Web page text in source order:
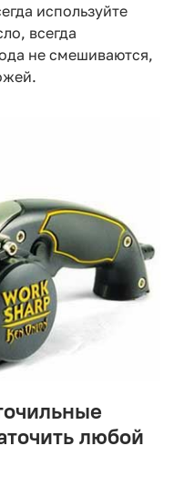
используйте
всегда
не смешиваются,
любой